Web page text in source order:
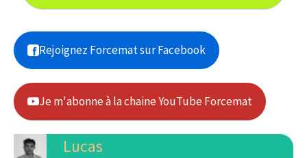
Rejoignez Forcemat sur Facebook
Je m'abonne à la chaine YouTube Forcemat
Lucas